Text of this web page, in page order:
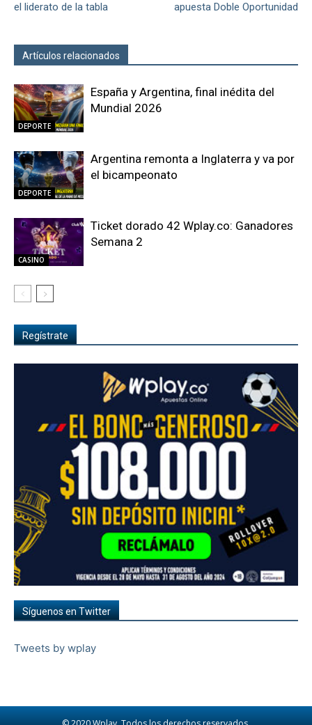
el liderato de la tabla
apuesta Doble Oportunidad
Artículos relacionados
DEPORTE
España y Argentina, final inédita del
Mundial 2026
DEPORTE
Argentina remonta a Inglaterra y va por
el bicampeonato
CASINO
Ticket dorado 42 Wplay.co: Ganadores
Semana 2
Regístrate
Síguenos en Twitter
Tweets by wplay